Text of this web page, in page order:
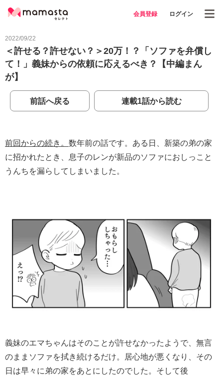
会員登録 ログイン
2022/09/22
＜許せる？許せない？＞20万！？「ソファを弁償し
て！」義妹からの依頼に応えるべき？【中編まん
が】
前話へ戻る 連載1話から読む
前回からの続き。 数年前の話です。ある日、新築の弟の家
に招かれたとき、息子のレンが新品のソファにおしっこと
うんちを漏らしてしまいました。
義妹のエマちゃんはそのことが許せなかったようで、無言
のままソファを拭き続けるだけ。居心地が悪くなり、その
日は早々に弟の家をあとにしたのでした。そして後